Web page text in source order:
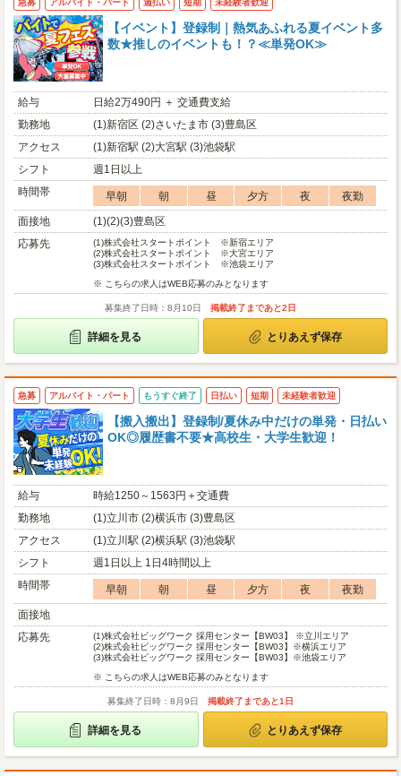
急募 アルバイト・パート 週払い 短期 未経験者歓迎
【イベント】登録制｜熱気あふれる夏イベント多
数★推しのイベントも！？≪単発OK≫
給与
日給2万490円 ＋ 交通費支給
勤務地
(1)新宿区 (2)さいたま市 (3)豊島区
アクセス
(1)新宿駅 (2)大宮駅 (3)池袋駅
シフト
週1日以上
時間帯
早朝 朝 昼 夕方 夜
夜勤
面接地
(1)(2)(3)豊島区
応募先
(1)株式会社スタートポイント ※新宿エリア
(2)株式会社スタートポイント ※大宮エリア
(3)株式会社スタートポイント ※池袋エリア
※ こちらの求人はWEB応募のみとなります
募集終了日時：8月10日 掲載終了まであと2日
詳細を見る とりあえず保存
急募 アルバイト・パート もうすぐ終了 日払い 短期 未経験者歓迎
【搬入搬出】登録制/夏休み中だけの単発・日払い
OK◎履歴書不要★高校生・大学生歓迎！
給与
時給1250～1563円＋交通費
勤務地
(1)立川市 (2)横浜市 (3)豊島区
アクセス
(1)立川駅 (2)横浜駅 (3)池袋駅
シフト
週1日以上 1日4時間以上
時間帯
早朝 朝 昼 夕方 夜
夜勤
面接地
応募先
(1)株式会社ビッグワーク 採用センター【BW03】 ※立川エリア
(2)株式会社ビッグワーク 採用センター【BW03】※横浜エリア
(3)株式会社ビッグワーク 採用センター【BW03】※池袋エリア
※ こちらの求人はWEB応募のみとなります
募集終了日時：8月9日 掲載終了まであと1日
詳細を見る とりあえず保存